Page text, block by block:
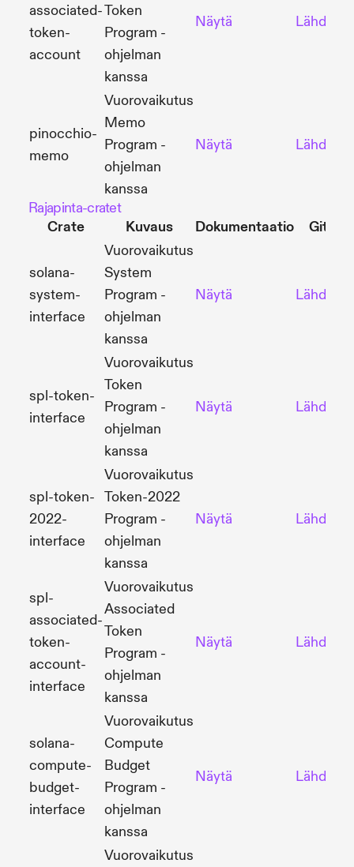
associated-
token-
account
Token
Program -
ohjelman
kanssa
Näytä
pinocchio-
memo
Vuorovaikutus
Memo
Program -
ohjelman
kanssa
Näytä
Rajapinta-cratet
Crate
Kuvaus Dokumentaatio GitHub
solana-
system-
interface
Vuorovaikutus
System
Program -
ohjelman
kanssa
Näytä
spl-token-
interface
Vuorovaikutus
Token
Program -
ohjelman
kanssa
Näytä
spl-token-
2022-
interface
Vuorovaikutus
Token-2022
Program -
ohjelman
kanssa
Näytä
spl-
associated-
token-
account-
interface
Vuorovaikutus
Associated
Token
Program -
ohjelman
kanssa
Näytä
solana-
compute-
budget-
interface
Vuorovaikutus
Compute
Budget
Program -
ohjelman
kanssa
Näytä
Vuorovaikutus